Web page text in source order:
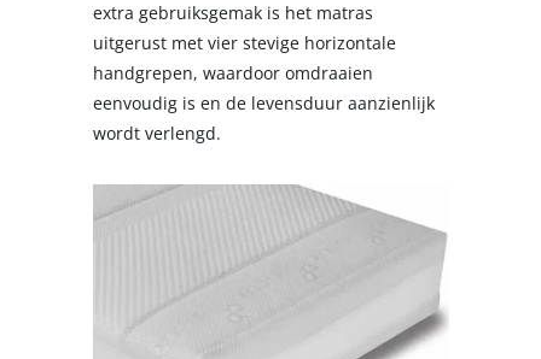
extra gebruiksgemak is het matras
uitgerust met vier stevige horizontale
handgrepen, waardoor omdraaien
eenvoudig is en de levensduur aanzienlijk
wordt verlengd.